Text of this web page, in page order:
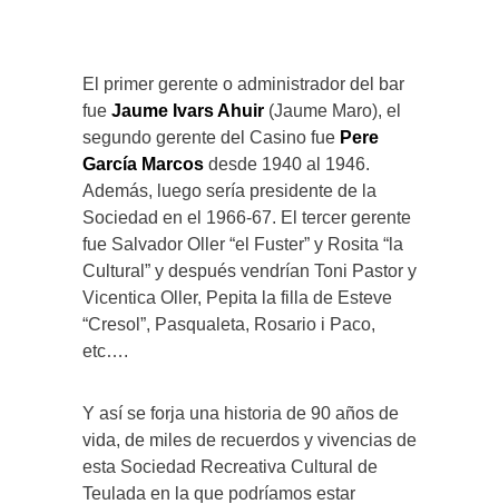
El primer gerente o administrador del bar
fue Jaume Ivars Ahuir (Jaume Maro), el
segundo gerente del Casino fue Pere
García Marcos desde 1940 al 1946.
Además, luego sería presidente de la
Sociedad en el 1966-67. El tercer gerente
fue Salvador Oller “el Fuster” y Rosita “la
Cultural” y después vendrían Toni Pastor y
Vicentica Oller, Pepita la filla de Esteve
“Cresol”, Pasqualeta, Rosario i Paco,
etc….
Y así se forja una historia de 90 años de
vida, de miles de recuerdos y vivencias de
esta Sociedad Recreativa Cultural de
Teulada en la que podríamos estar